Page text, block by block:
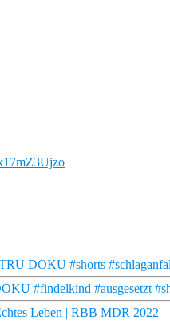
DOKU #shorts
#findelkind #ausgesetzt
Leben | RBB MDR 2022